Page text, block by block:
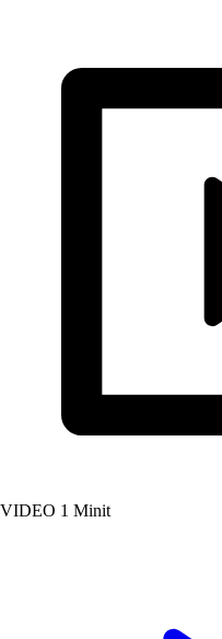
VIDEO 1 Minit